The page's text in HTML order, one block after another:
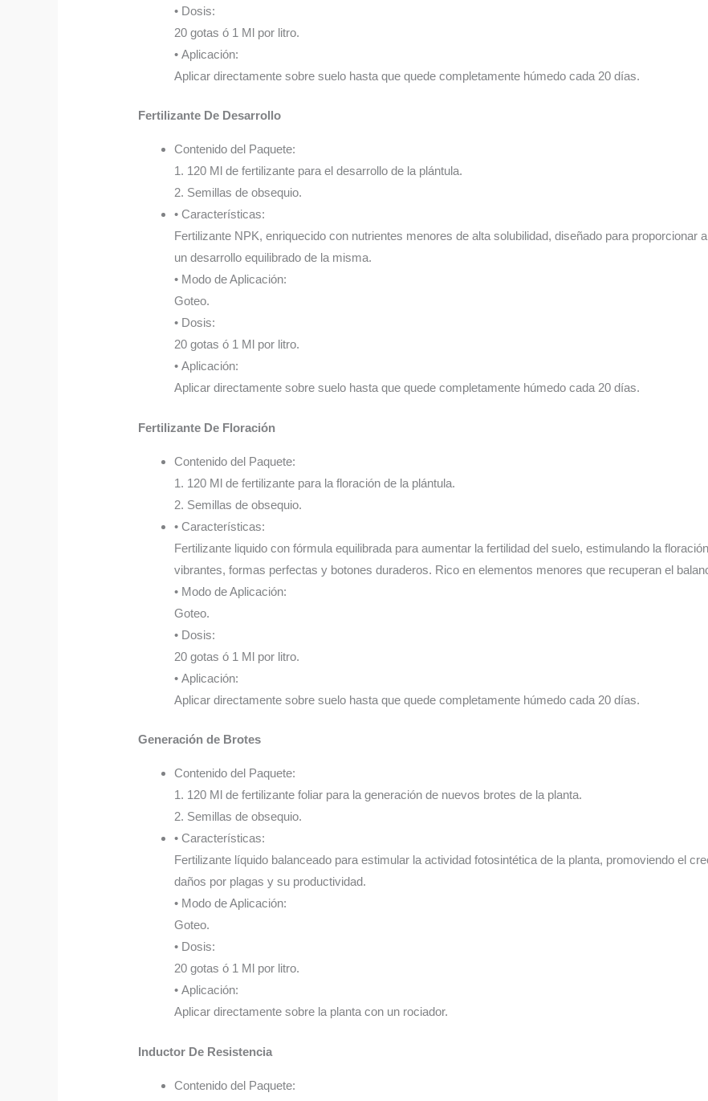
• Dosis:
20 gotas ó 1 Ml por litro.
• Aplicación:
Aplicar directamente sobre suelo hasta que quede completamente húmedo cada 20 días.
Fertilizante De Desarrollo
Contenido del Paquete:
1. 120 Ml de fertilizante para el desarrollo de la plántula.
2. Semillas de obsequio.
• Características:
Fertilizante NPK, enriquecido con nutrientes menores de alta solubilidad, diseñado para proporcionar
un desarrollo equilibrado de la misma.
• Modo de Aplicación:
Goteo.
• Dosis:
20 gotas ó 1 Ml por litro.
• Aplicación:
Aplicar directamente sobre suelo hasta que quede completamente húmedo cada 20 días.
Fertilizante De Floración
Contenido del Paquete:
1. 120 Ml de fertilizante para la floración de la plántula.
2. Semillas de obsequio.
• Características:
Fertilizante liquido con fórmula equilibrada para aumentar la fertilidad del suelo, estimulando la
vibrantes, formas perfectas y botones duraderos. Rico en elementos menores que recuperan el
• Modo de Aplicación:
Goteo.
• Dosis:
20 gotas ó 1 Ml por litro.
• Aplicación:
Aplicar directamente sobre suelo hasta que quede completamente húmedo cada 20 días.
Generación de Brotes
Contenido del Paquete:
1. 120 Ml de fertilizante foliar para la generación de nuevos brotes de la planta.
2. Semillas de obsequio.
• Características:
Fertilizante líquido balanceado para estimular la actividad fotosintética de la planta, promoviendo el
daños por plagas y su productividad.
• Modo de Aplicación:
Goteo.
• Dosis:
20 gotas ó 1 Ml por litro.
• Aplicación:
Aplicar directamente sobre la planta con un rociador.
Inductor De Resistencia
Contenido del Paquete: